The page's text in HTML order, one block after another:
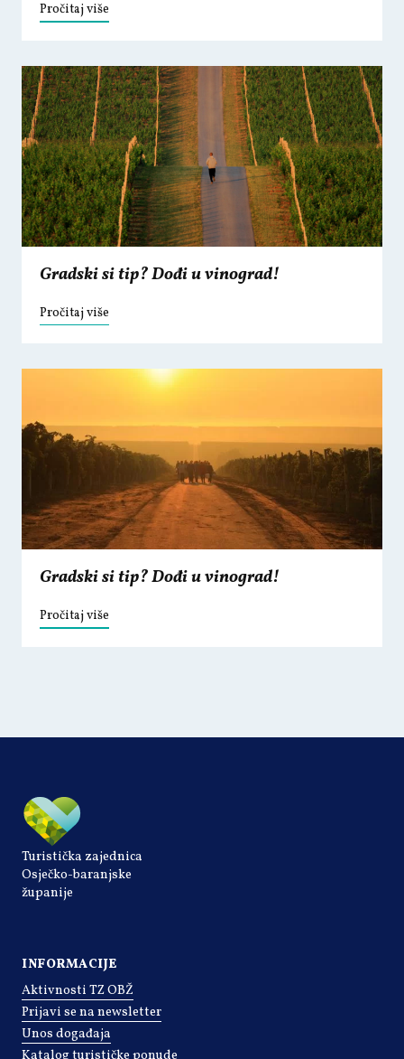
Pročitaj više
Gradski si tip? Dođi u vinograd!
Pročitaj više
Gradski si tip? Dođi u vinograd!
Pročitaj više
Turistička zajednica
Osječko-baranjske
županije
INFORMACIJE
Aktivnosti TZ OBŽ
Prijavi se na newsletter
Unos događaja
Katalog turističke ponude